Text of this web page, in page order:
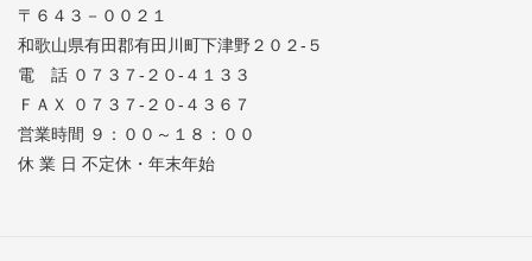
〒６４３－００２１
和歌山県有田郡有田川町下津野２０２-５
電 話 ０７３７-２０-４１３３
ＦＡＸ ０７３７-２０-４３６７
営業時間 ９：００～１８：００
休 業 日 不定休・年末年始